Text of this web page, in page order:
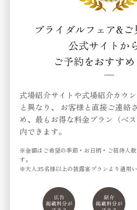
ブライダルフェア&
公式サイトか
ご予約をおすす
式場紹介サイトや式場紹介カウ
と異なり、
お客様と直接ご連絡
め、最もお得な料金プラン（ベ
内できます。
※金額はご希望の季節・お日柄・ご招待人
す。
※大人35名様以上の披露宴プランより適用い